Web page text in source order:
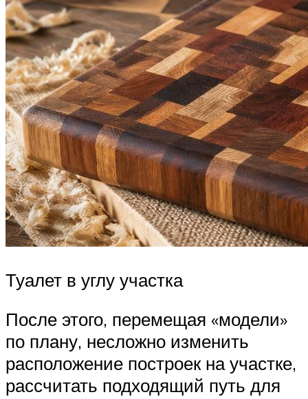
Туалет в углу участка
После этого, перемещая «модели»
по плану, несложно изменить
расположение построек на участке,
рассчитать подходящий путь для